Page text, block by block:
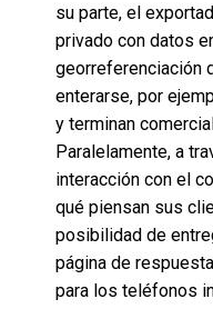
su parte, el
privado con datos
georreferenciación
enterarse, por
y terminan
Paralelamente, a
interacción con el
qué piensan sus
posibilidad de
página de
para los teléfonos